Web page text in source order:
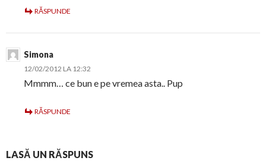
RĂSPUNDE
Simona
12/02/2012 LA 12:32
Mmmm… ce bun e pe vremea asta.. Pup
RĂSPUNDE
LASĂ UN RĂSPUNS